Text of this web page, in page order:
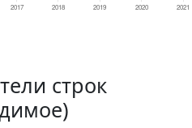
строк